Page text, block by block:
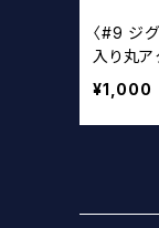
〈#9 ジ
入り丸ア
¥1,000